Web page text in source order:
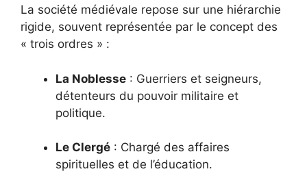
La société médiévale repose sur une hiérarchie
rigide, souvent représentée par le concept des
« trois ordres » :
La Noblesse : Guerriers et seigneurs,
détenteurs du pouvoir militaire et
politique.
Le Clergé : Chargé des affaires
spirituelles et de l’éducation.